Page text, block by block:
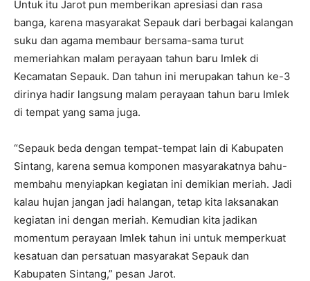
Untuk itu Jarot pun memberikan apresiasi dan rasa
banga, karena masyarakat Sepauk dari berbagai kalangan
suku dan agama membaur bersama-sama turut
memeriahkan malam perayaan tahun baru Imlek di
Kecamatan Sepauk. Dan tahun ini merupakan tahun ke-3
dirinya hadir langsung malam perayaan tahun baru Imlek
di tempat yang sama juga.
“Sepauk beda dengan tempat-tempat lain di Kabupaten
Sintang, karena semua komponen masyarakatnya bahu-
membahu menyiapkan kegiatan ini demikian meriah. Jadi
kalau hujan jangan jadi halangan, tetap kita laksanakan
kegiatan ini dengan meriah. Kemudian kita jadikan
momentum perayaan Imlek tahun ini untuk memperkuat
kesatuan dan persatuan masyarakat Sepauk dan
Kabupaten Sintang,” pesan Jarot.